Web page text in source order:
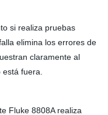
si realiza pruebas
elimina los errores de
claramente al
fuera.
Fluke 8808A realiza